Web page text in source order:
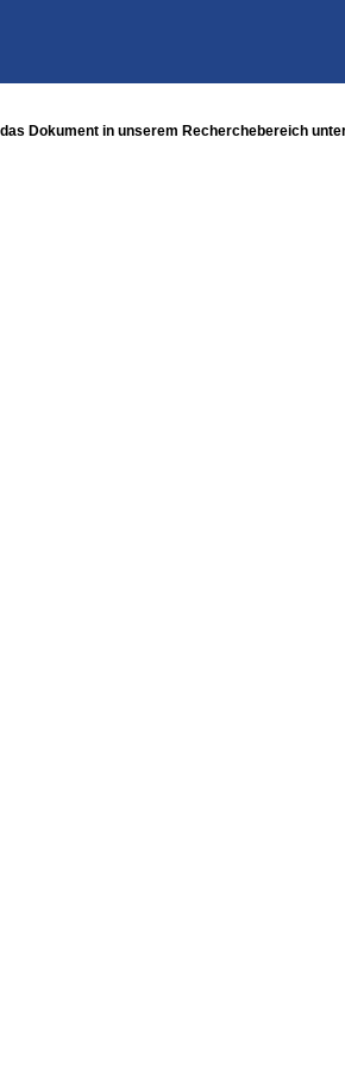
Dokument in unserem Recherchebereich